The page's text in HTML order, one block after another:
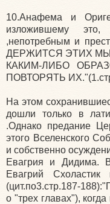
10.Анафема и
изложившему
,непотребным и
ДЕРЖИТСЯ ЭТИХ
КАКИМ-ЛИБО
ПОВТОРЯТЬ
На этом
дошли только в
.Однако предание
этого Вселенского
и собственно
Евагрия и Дидима.
Евагрий
(цит.по3.стр.187-
о "трех главах"),